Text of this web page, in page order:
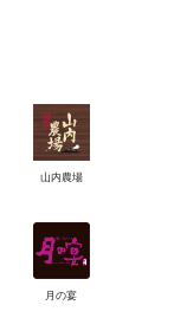
山内農場
月の宴